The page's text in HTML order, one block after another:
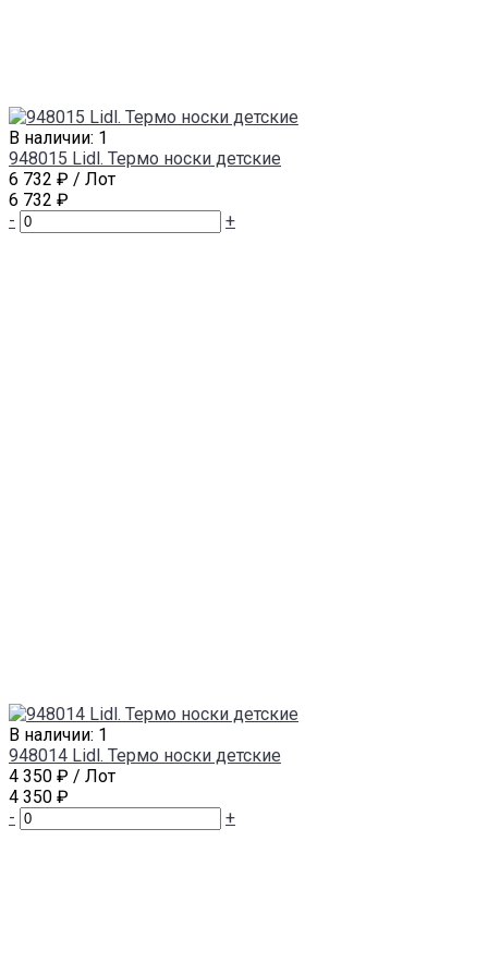
В наличии: 1
948015 Lidl. Термо носки детские
6 732 ₽ / Лот
6 732 ₽
-
+
В наличии: 1
948014 Lidl. Термо носки детские
4 350 ₽ / Лот
4 350 ₽
-
+